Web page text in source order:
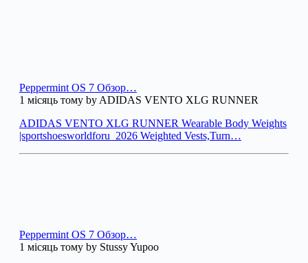
Peppermint OS 7 Обзор…
1 місяць тому by ADIDAS VENTO XLG RUNNER
ADIDAS VENTO XLG RUNNER Wearable Body Weights
|sportshoesworldforu_2026 Weighted Vests,Turn…
Peppermint OS 7 Обзор…
1 місяць тому by Stussy Yupoo